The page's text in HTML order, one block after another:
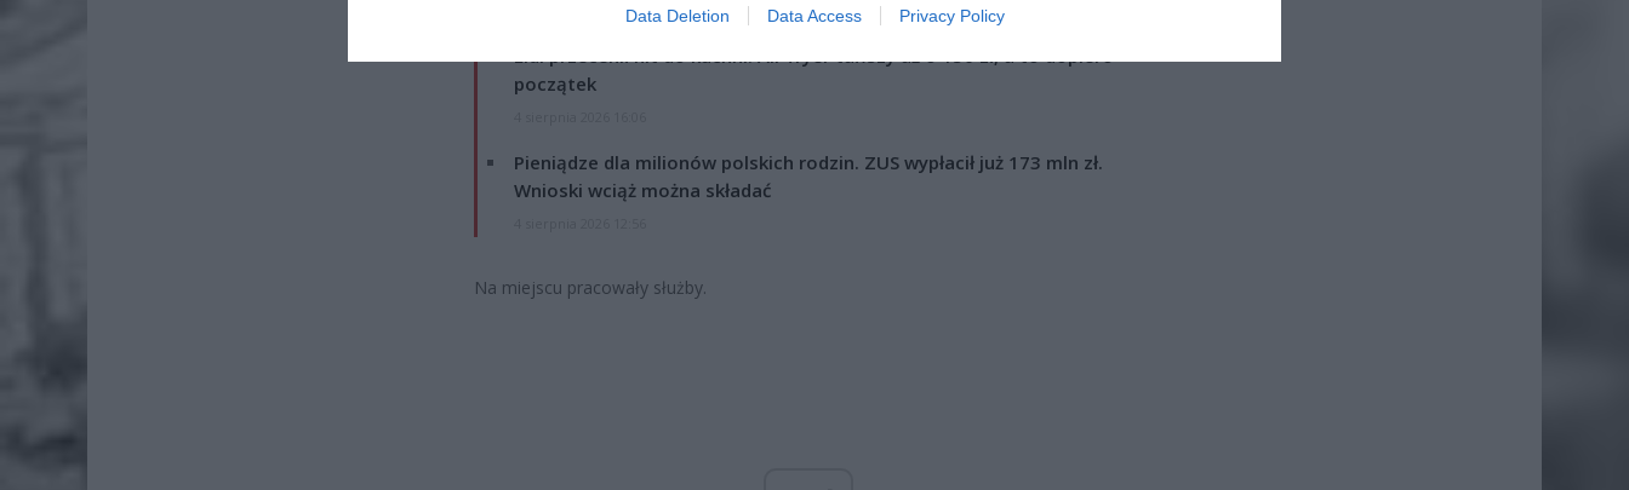
Data Deletion Data Access Privacy Policy
ZOBACZ RÓWNIEŻ:
Lidl przecenił hit do kuchni. Air fryer tańszy aż o 150 zł, a to dopiero
początek
Pieniądze dla milionów polskich rodzin. ZUS wypłacił już 173 mln zł.
Wnioski wciąż można składać
Na miejscu pracowały służby.